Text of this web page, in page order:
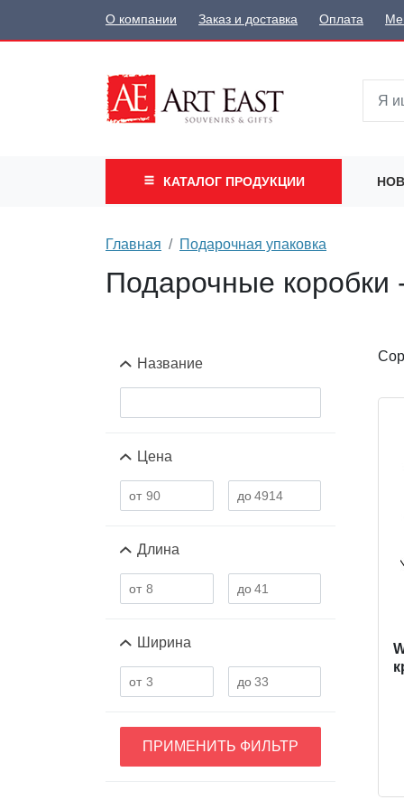
О компании Заказ и доставка Оплата
КАТАЛОГ ПРОДУКЦИИ
Главная Подарочная упаковка
Подарочные коробки
Название
Цена
Длина
Ширина
ПРИМЕНИТЬ ФИЛЬТР